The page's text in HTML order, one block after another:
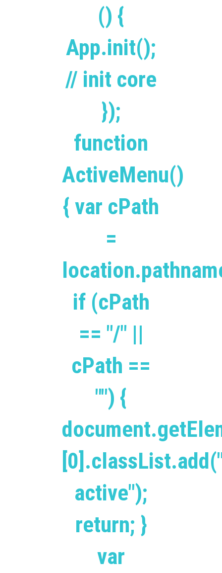
() {
App.init();
// init core
});
function
ActiveMenu()
{ var cPath
=
if (cPath
== "/" ||
cPath ==
"") {
active");
return; }
var